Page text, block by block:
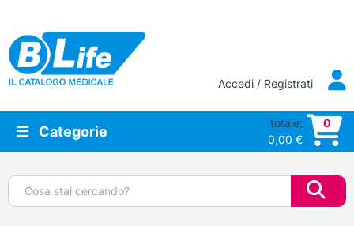
Vai al contenuto principale
Accedi / Registrati
Categorie
totale:
0,00 €
0
Cerca: